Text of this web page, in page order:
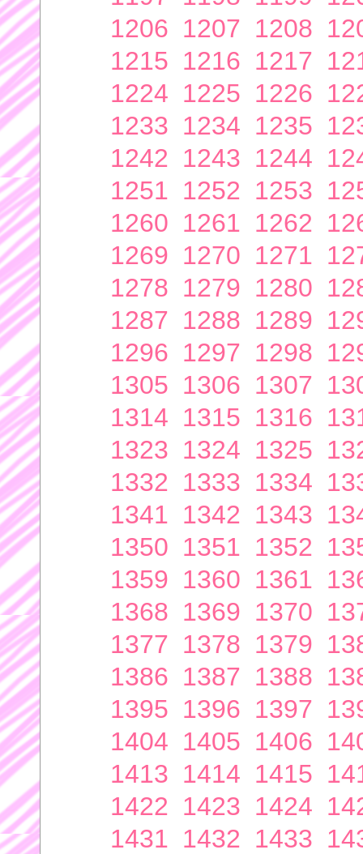
1206 1207 1208
1215 1216 1217
1224 1225 1226
1233 1234 1235
1242 1243 1244
1251 1252 1253
1260 1261 1262
1269 1270 1271
1278 1279 1280
1287 1288 1289
1296 1297 1298
1305 1306 1307
1314 1315 1316
1323 1324 1325
1332 1333 1334
1341 1342 1343
1350 1351 1352
1359 1360 1361
1368 1369 1370
1377 1378 1379
1386 1387 1388
1395 1396 1397
1404 1405 1406
1413 1414 1415
1422 1423 1424
1431 1432 1433